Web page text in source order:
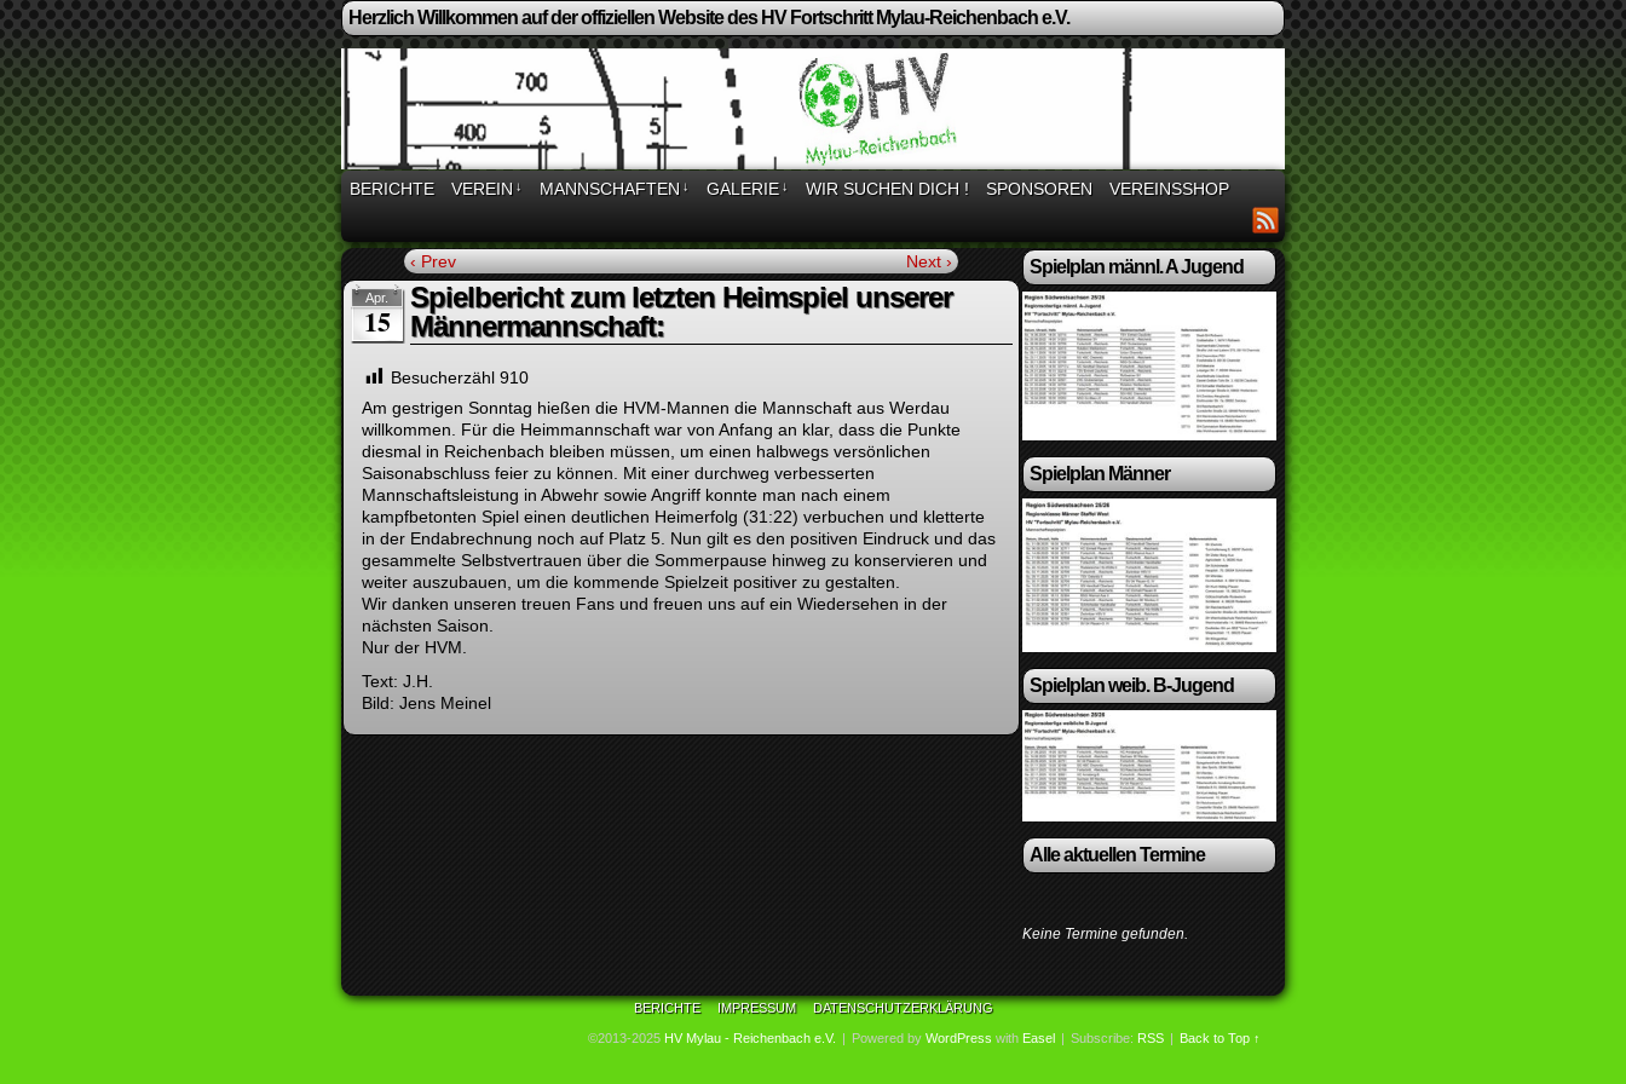
Herzlich Willkommen auf der offiziellen Website des HV Fortschritt Mylau-Reichenbach e.V.
BERICHTE VEREIN ↓ MANNSCHAFTEN ↓ GALERIE ↓ WIR SUCHEN DICH ! SPONSOREN VEREINSSHOP
‹ Prev Next ›
Apr.
15
Spielbericht zum letzten Heimspiel unserer
Männermannschaft:
Besucherzähl 910
Am gestrigen Sonntag hießen die HVM-Mannen die Mannschaft aus Werdau
willkommen. Für die Heimmannschaft war von Anfang an klar, dass die Punkte
diesmal in Reichenbach bleiben müssen, um einen halbwegs versönlichen
Saisonabschluss feier zu können. Mit einer durchweg verbesserten
Mannschaftsleistung in Abwehr sowie Angriff konnte man nach einem
kampfbetonten Spiel einen deutlichen Heimerfolg (31:22) verbuchen und kletterte
in der Endabrechnung noch auf Platz 5. Nun gilt es den positiven Eindruck und das
gesammelte Selbstvertrauen über die Sommerpause hinweg zu konservieren und
weiter auszubauen, um die kommende Spielzeit positiver zu gestalten.
Wir danken unseren treuen Fans und freuen uns auf ein Wiedersehen in der
nächsten Saison.
Nur der HVM.
Text: J.H.
Bild: Jens Meinel
Spielplan männl. A Jugend
Spielplan Männer
Spielplan weib. B-Jugend
Alle aktuellen Termine
Keine Termine gefunden.
BERICHTE IMPRESSUM DATENSCHUTZERKLÄRUNG
©2013-2025 HV Mylau - Reichenbach e.V. | Powered by WordPress with Easel | Subscribe: RSS | Back to Top ↑